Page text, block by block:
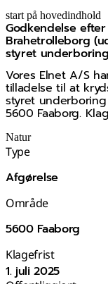
start på hovedindhold
Godkendelse
Brahetrolleborg
styret underboring
Vores Elnet A/S
tilladelse til at
styret underboring
5600 Faaborg.
senest opdateret 3.
Natur
Type
Afgørelse
Område
5600 Faaborg
Klagefrist
1. juli 2025